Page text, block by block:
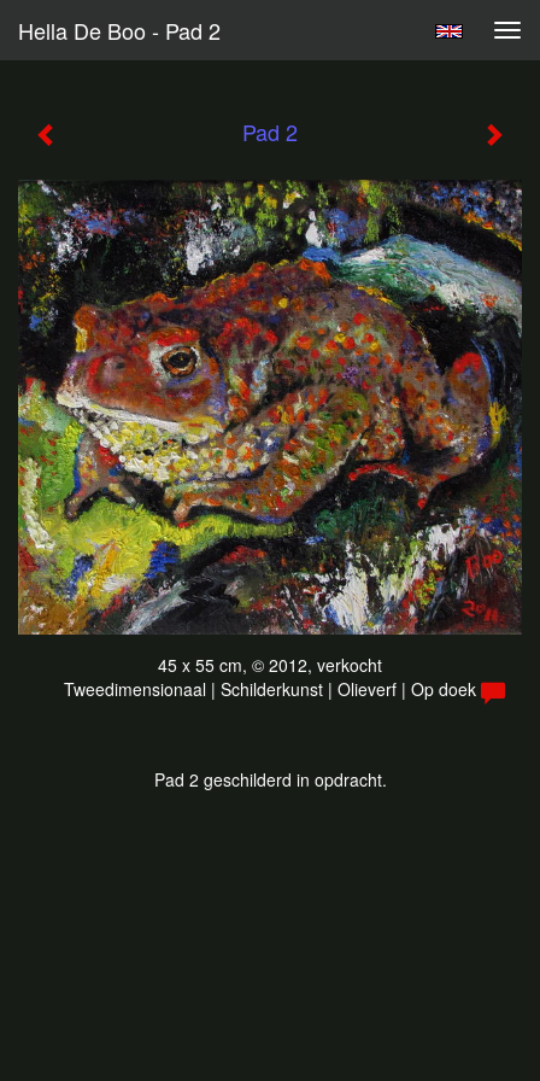
Hella De Boo - Pad 2
Pad 2
45 x 55 cm, © 2012, verkocht
Tweedimensionaal | Schilderkunst | Olieverf | Op doek
Pad 2 geschilderd in opdracht.